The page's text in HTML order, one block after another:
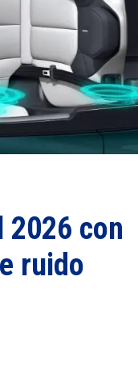
2026 con
ruido